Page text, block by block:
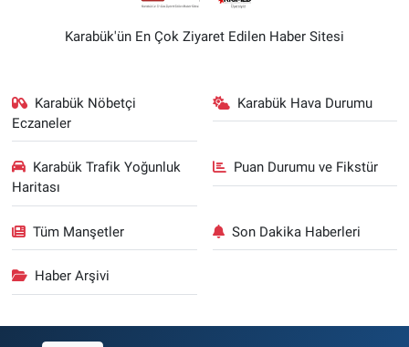
Karabük'ün En Çok Ziyaret Edilen Haber Sitesi
Karabük Nöbetçi
Eczaneler
Karabük Hava Durumu
Karabük Trafik Yoğunluk
Haritası
Puan Durumu ve Fikstür
Tüm Manşetler Son Dakika Haberleri
Haber Arşivi